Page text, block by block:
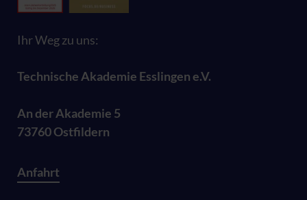
Ihr Weg zu uns:
Technische Akademie Esslingen e.V.
An der Akademie 5
73760 Ostfildern
Anfahrt